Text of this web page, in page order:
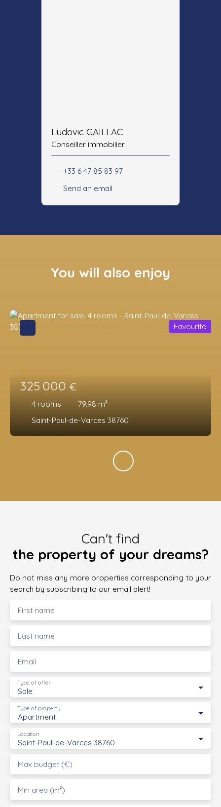
Ludovic GAILLAC
Conseiller immobilier
+33 6 47 85 83 97
Send an email
You will also enjoy
325 000 €
4 rooms 79.98 m²
Saint-Paul-de-Varces 38760
Favourite
Can't find
the property of your dreams?
Do not miss any more properties corresponding to your
search by subscribing to our email alert!
First name
Last name
Email
Sale
Type of offer
Apartment
Type of property
Saint-Paul-de-Varces 38760
Location
Max budget (€)
Min area (m²)